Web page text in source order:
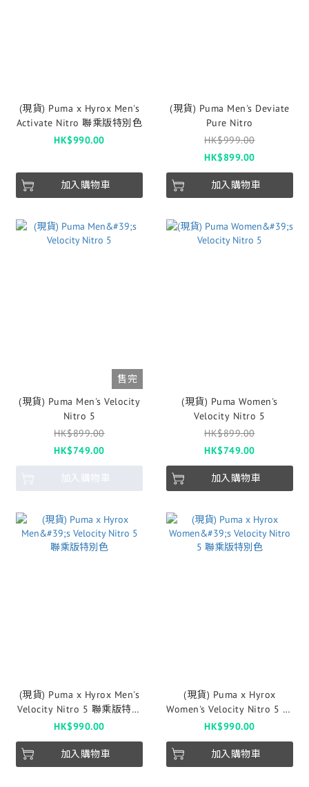
(現貨) Puma x Hyrox Men's
Activate Nitro 聯乘版特別色
HK$990.00
加入購物車
(現貨) Puma Men's Deviate
Pure Nitro
HK$999.00
HK$899.00
加入購物車
售完
(現貨) Puma Men's Velocity
Nitro 5
HK$899.00
HK$749.00
加入購物車
(現貨) Puma Women's
Velocity Nitro 5
HK$899.00
HK$749.00
加入購物車
(現貨) Puma x Hyrox Men's
Velocity Nitro 5 聯乘版特別
色
HK$990.00
加入購物車
(現貨) Puma x Hyrox
Women's Velocity Nitro 5 聯
乘版特別色
HK$990.00
加入購物車